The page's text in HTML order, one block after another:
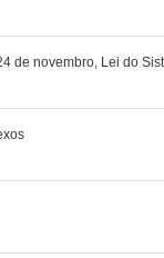
de novembro, Lei do